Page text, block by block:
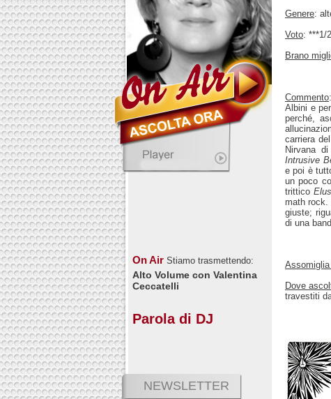
On Air Stiamo trasmettendo:
Alto Volume con Valentina
Ceccatelli
Parola di DJ
NEWSLETTER
Genere:
Voto: ***1/2
Brano
Commento
Albini e
perché,
carriera
Nirvana di
Intrusive
e poi è
un poco
trittico
math
giuste;
di una
Assomiglia
Dove
travestiti